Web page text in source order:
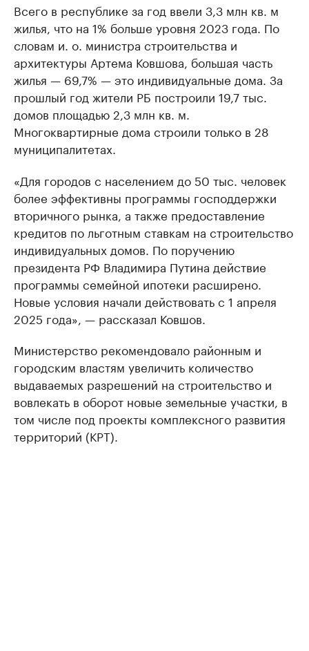
Всего в республике за год ввели 3,3 млн кв. м
жилья, что на 1% больше уровня 2023 года. По
словам и. о. министра строительства и
архитектуры Артема Ковшова, большая часть
жилья — 69,7% — это индивидуальные дома. За
прошлый год жители РБ построили 19,7 тыс.
домов площадью 2,3 млн кв. м.
Многоквартирные дома строили только в 28
муниципалитетах.
«Для городов с населением до 50 тыс. человек
более эффективны программы господдержки
вторичного рынка, а также предоставление
кредитов по льготным ставкам на строительство
индивидуальных домов. По поручению
президента РФ Владимира Путина действие
программы семейной ипотеки расширено.
Новые условия начали действовать с 1 апреля
2025 года», — рассказал Ковшов.
Министерство рекомендовало районным и
городским властям увеличить количество
выдаваемых разрешений на строительство и
вовлекать в оборот новые земельные участки, в
том числе под проекты комплексного развития
территорий (КРТ).